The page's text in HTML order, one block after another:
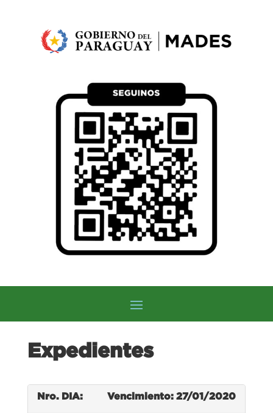
Expedientes
Nro. DIA: Vencimiento: 27/01/2020